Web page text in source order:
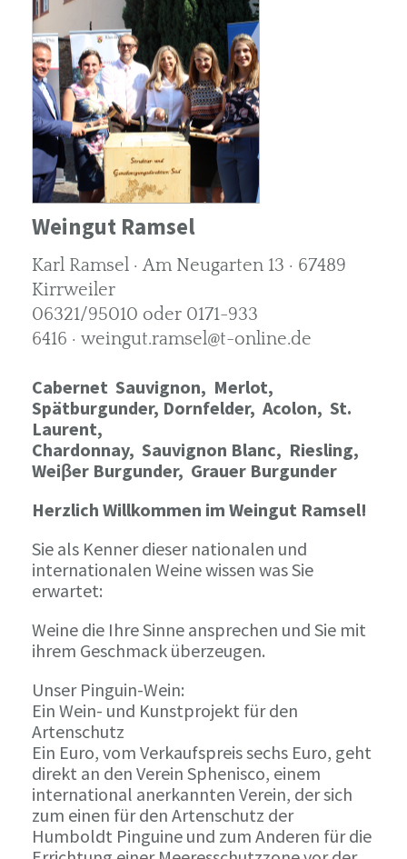
Weingut Ramsel
Karl Ramsel · Am Neugarten 13 · 67489
Kirrweiler
06321/95010 oder 0171-933
6416 · weingut.ramsel@t-online.de
Cabernet Sauvignon, Merlot,
Spätburgunder, Dornfelder, Acolon, St.
Laurent,
Chardonnay, Sauvignon Blanc, Riesling,
Weiβer Burgunder, Grauer Burgunder
Herzlich Willkommen im Weingut Ramsel!
Sie als Kenner dieser nationalen und
internationalen Weine wissen was Sie
erwartet:
Weine die Ihre Sinne ansprechen und Sie mit
ihrem Geschmack überzeugen.
Unser Pinguin-Wein:
Ein Wein- und Kunstprojekt für den
Artenschutz
Ein Euro, vom Verkaufspreis sechs Euro, geht
direkt an den Verein Sphenisco, einem
international anerkannten Verein, der sich
zum einen für den Artenschutz der
Humboldt Pinguine und zum Anderen für die